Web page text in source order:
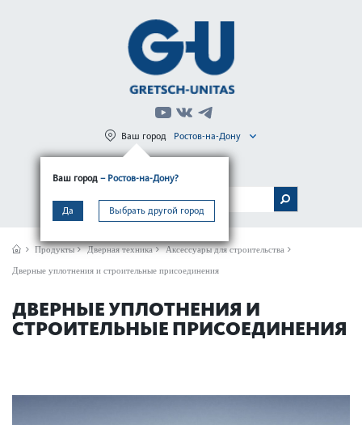
Ваш город – Ростов-на-Дону?
Да Выбрать другой город
Ваш город Ростов-на-Дону
МЕНЮ
Продукты Дверная техника Аксессуары для строительства
Дверные уплотнения и строительные присоединения
ДВЕРНЫЕ УПЛОТНЕНИЯ И
СТРОИТЕЛЬНЫЕ ПРИСОЕДИНЕНИЯ